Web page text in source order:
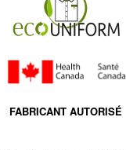
FABRICANT AUTORISÉ